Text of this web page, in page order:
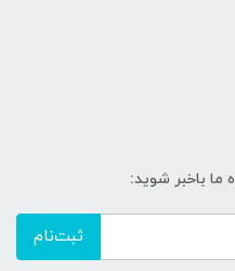
ما باخبر شوید:
ثبت‌نام